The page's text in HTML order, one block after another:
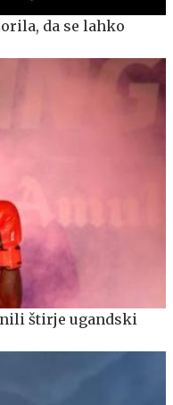
da se lahko
štirje ugandski